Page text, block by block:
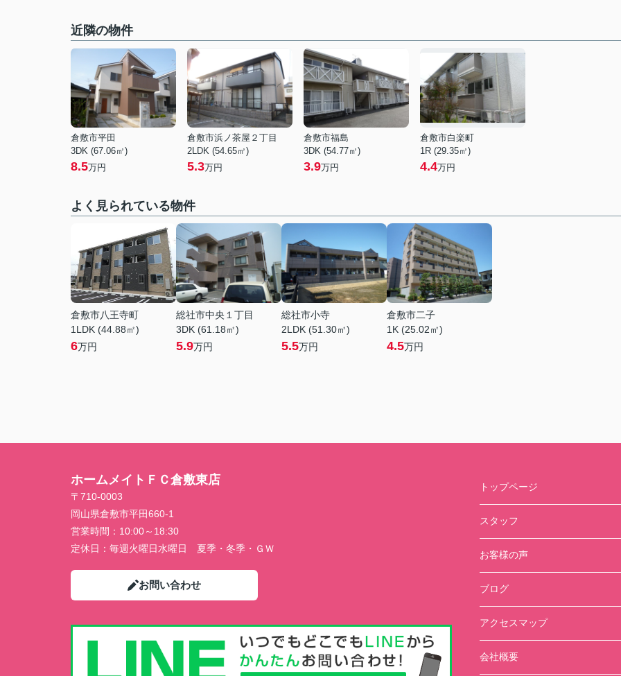
近隣の物件
倉敷市平田
3DK (67.06㎡)
8.5万円
倉敷市浜ノ茶屋２丁目
2LDK (54.65㎡)
5.3万円
倉敷市福島
3DK (54.77㎡)
3.9万円
倉敷市白楽町
1R (29.35㎡)
4.4万円
よく見られている物件
倉敷市八王寺町
1LDK (44.88㎡)
6万円
総社市中央１丁目
3DK (61.18㎡)
5.9万円
総社市小寺
2LDK (51.30㎡)
5.5万円
倉敷市二子
1K (25.02㎡)
4.5万円
ホームメイトＦＣ倉敷東店
〒710-0003
岡山県倉敷市平田660-1
営業時間： 10:00～18:30
定休日： 毎週火曜日水曜日 夏季・冬季・ＧＷ
お問い合わせ
トップページ
スタッフ
お客様の声
ブログ
アクセスマップ
会社概要